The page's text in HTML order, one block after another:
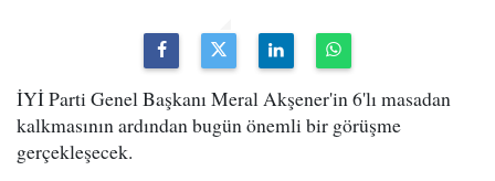
İYİ Parti Genel Başkanı Meral Akşener'in 6'lı masadan
kalkmasının ardından bugün önemli bir görüşme
gerçekleşecek.